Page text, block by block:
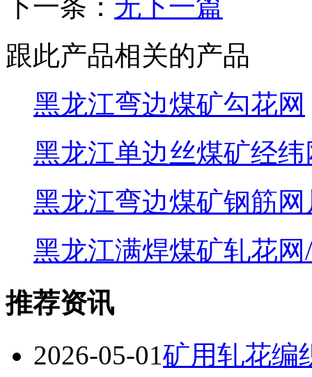
下一条： 无下一篇
跟此产品相关的产品
黑龙江弯边煤矿勾花网
黑龙江单边丝煤矿经纬
黑龙江弯边煤矿钢筋网
黑龙江满焊煤矿轧花
推荐资讯
2026-05-01矿用轧花编